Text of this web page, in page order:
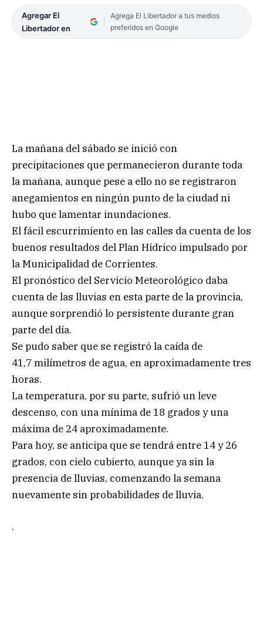
Agregar El
Libertador en
Agrega El Libertador a tus medios
preferidos en Google
La mañana del sábado se inició con
precipitaciones que permanecieron durante toda
la mañana, aunque pese a ello no se registraron
anegamientos en ningún punto de la ciudad ni
hubo que lamentar inundaciones.
El fácil escurrimiento en las calles da cuenta de los
buenos resultados del Plan Hídrico impulsado por
la Municipalidad de Corrientes.
El pronóstico del Servicio Meteorológico daba
cuenta de las lluvias en esta parte de la provincia,
aunque sorprendió lo persistente durante gran
parte del día.
Se pudo saber que se registró la caída de
41,7 milímetros de agua, en aproximadamente tres
horas.
La temperatura, por su parte, sufrió un leve
descenso, con una mínima de 18 grados y una
máxima de 24 aproximadamente.
Para hoy, se anticipa que se tendrá entre 14 y 26
grados, con cielo cubierto, aunque ya sin la
presencia de lluvias, comenzando la semana
nuevamente sin probabilidades de lluvia.
.